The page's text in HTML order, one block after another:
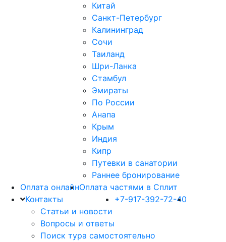
Китай
Санкт-Петербург
Калининград
Сочи
Таиланд
Шри-Ланка
Стамбул
Эмираты
По России
Анапа
Крым
Индия
Кипр
Путевки в санатории
Раннее бронирование
Оплата онлайнОплата частями в Сплит
Контакты
Статьи и новости
Вопросы и ответы
+7-917-392-72-40
Поиск тура самостоятельно